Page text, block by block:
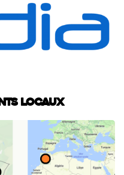
locaux